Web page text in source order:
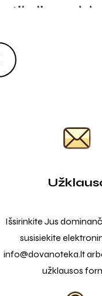
Išsirinkite Jus
susisiekite
info@dovanoteka.lt
užklausos